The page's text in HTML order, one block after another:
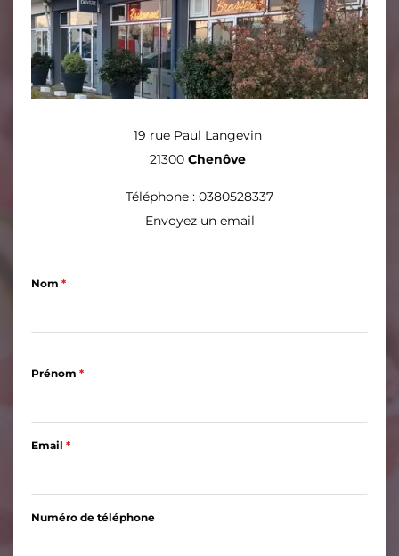
19 rue Paul Langevin
21300 Chenôve
Téléphone : 0380528337
Envoyez un email
Nom *
Prénom *
Email *
Numéro de téléphone